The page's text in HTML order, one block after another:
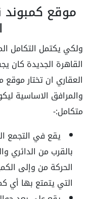
موقع كمبوند
ولكي يكتمل التكامل
القاهرة الجديدة كان
العقاري ان تختار
والمرافق الاساسية
متكامل:-
يقع في التجمع
بالقرب من الدائري
الحركة من وإلى
التي يتمتع بها أي